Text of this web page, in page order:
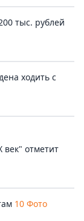
тыс. рублей
ходить с
век" отметит
10 Фото